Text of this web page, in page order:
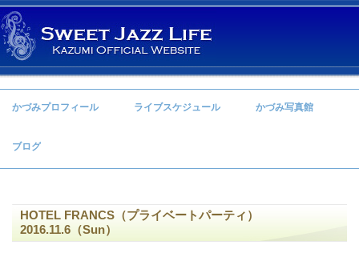
コンテンツへ移動
かづみプロフィール ライブスケジュール かづみ写真館
ブログ
HOTEL FRANCS（プライベートパーティ）
2016.11.6（Sun）